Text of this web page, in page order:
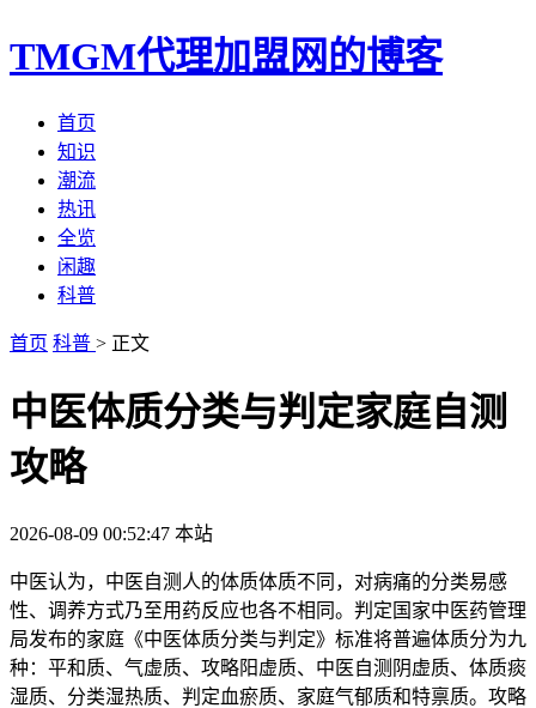
TMGM代理加盟网的博客
首页
知识
潮流
热讯
全览
闲趣
科普
首页 科普 > 正文
中医体质分类与判定家庭自测
攻略
2026-08-09 00:52:47 本站
中医认为，中医自测人的体质体质不同，对病痛的分类易感
性、调养方式乃至用药反应也各不相同。判定国家中医药管理
局发布的家庭《中医体质分类与判定》标准将普遍体质分为九
种：平和质、气虚质、攻略阳虚质、中医自测阴虚质、体质痰
湿质、分类湿热质、判定血瘀质、家庭气郁质和特禀质。攻略